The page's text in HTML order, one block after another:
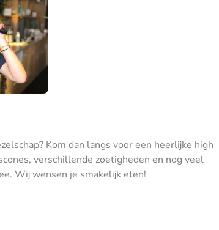
Kom dan langs voor een heerlijke high
verschillende zoetigheden en nog veel
Wij wensen je smakelijk eten!